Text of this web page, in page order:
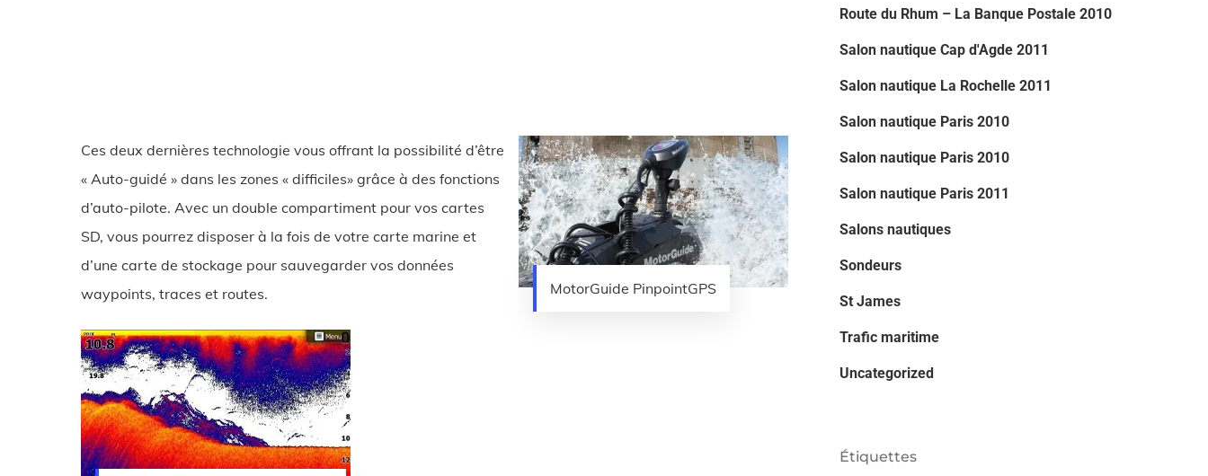
MotorGuide PinpointGPS
Ces deux dernières technologie vous offrant la possibilité d’être
« Auto-guidé » dans les zones « difficiles» grâce à des fonctions
d’auto-pilote. Avec un double compartiment pour vos cartes
SD, vous pourrez disposer à la fois de votre carte marine et
d’une carte de stockage pour sauvegarder vos données
waypoints, traces et routes.
Route du Rhum – La Banque Postale 2010
Salon nautique Cap d'Agde 2011
Salon nautique La Rochelle 2011
Salon nautique Paris 2010
Salon nautique Paris 2010
Salon nautique Paris 2011
Salons nautiques
Sondeurs
St James
Trafic maritime
Uncategorized
Étiquettes